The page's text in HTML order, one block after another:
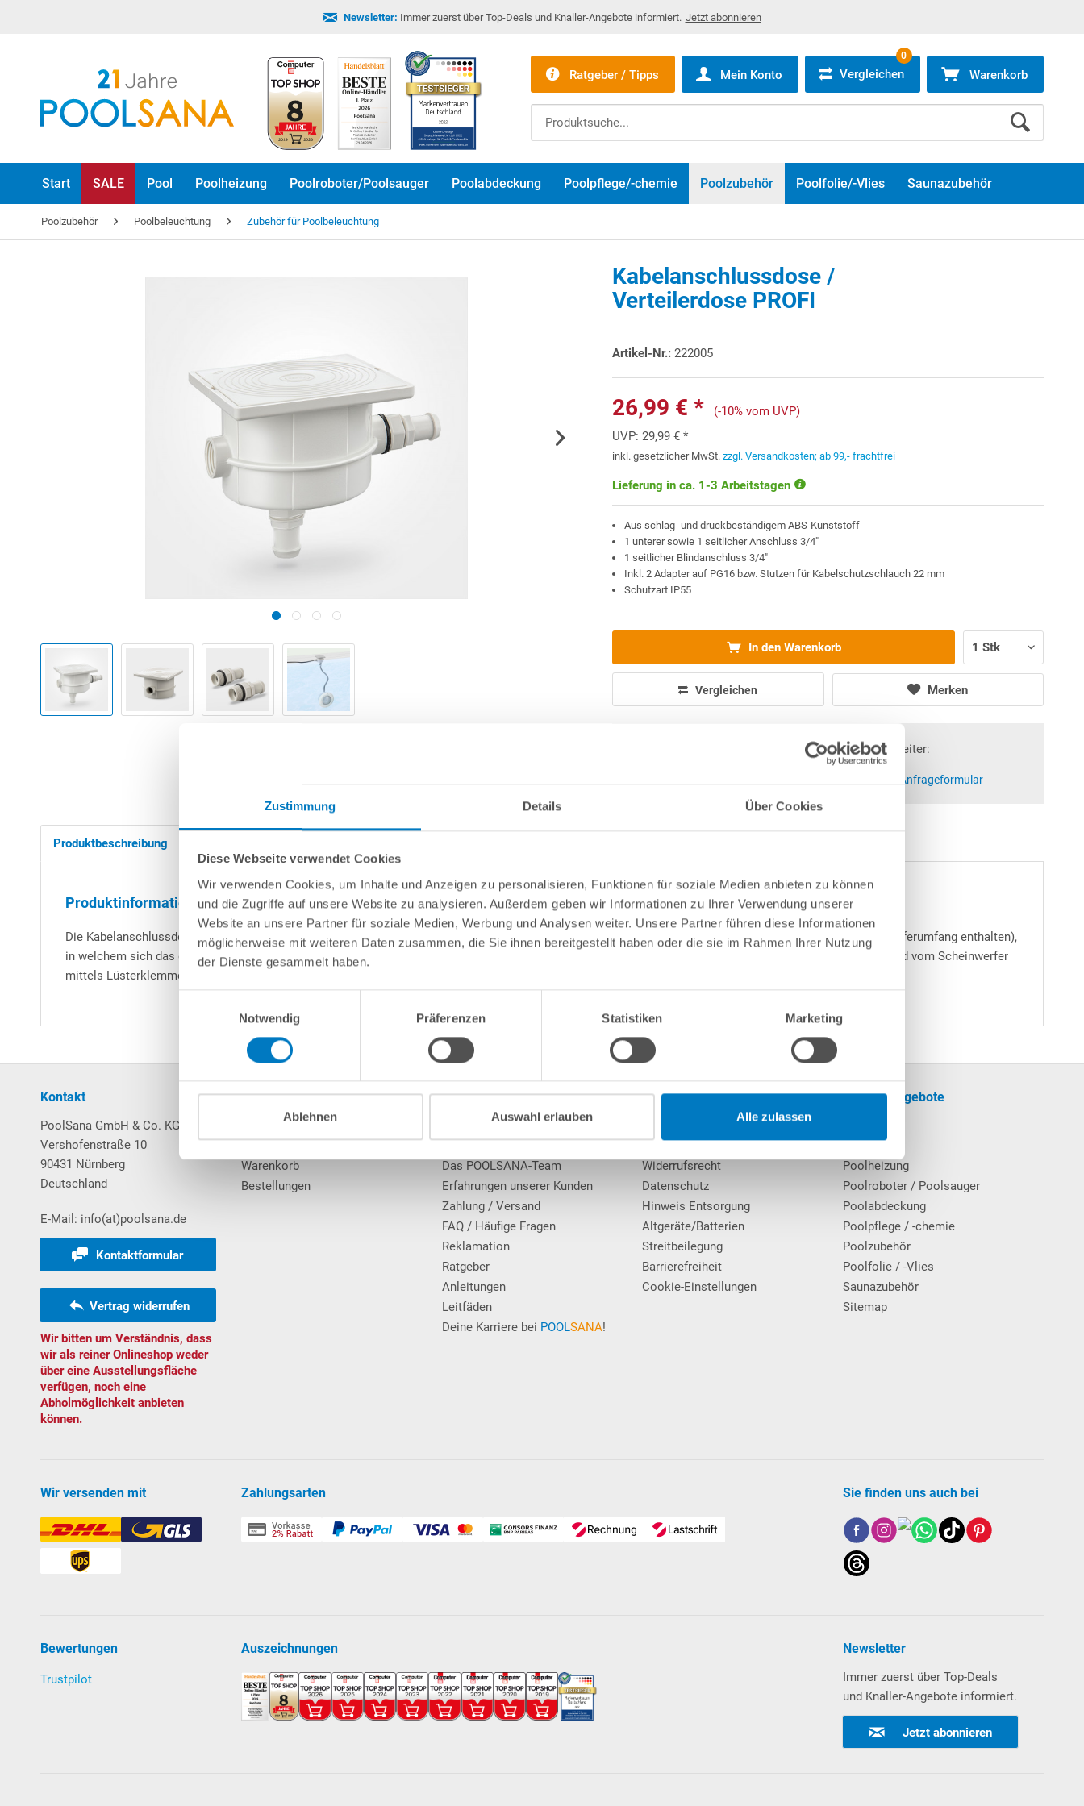
Zustimmung Details Über Cookies
Diese Webseite verwendet Cookies
Wir verwenden Cookies, um Inhalte und Anzeigen zu personalisieren, Funktionen für soziale Medien anbieten zu können
und die Zugriffe auf unsere Website zu analysieren. Außerdem geben wir Informationen zu Ihrer Verwendung unserer
Website an unsere Partner für soziale Medien, Werbung und Analysen weiter. Unsere Partner führen diese Informationen
möglicherweise mit weiteren Daten zusammen, die Sie ihnen bereitgestellt haben oder die sie im Rahmen Ihrer Nutzung
der Dienste gesammelt haben.
Notwendig
Präferenzen Statistiken Marketing
Ablehnen Auswahl erlauben Alle zulassen
Newsletter: Immer zuerst über Top-Deals und Knaller-Angebote informiert. Jetzt abonnieren
Ratgeber / Tipps Mein Konto Vergleichen
0
Warenkorb
Start SALE Pool Poolheizung Poolroboter/Poolsauger Poolabdeckung Poolpflege/-chemie Poolzubehör Poolfolie/-Vlies Saunazubehör
Poolzubehör Poolbeleuchtung Zubehör für Poolbeleuchtung
Kabelanschlussdose /
Verteilerdose PROFI
Artikel-Nr.: 222005
26,99 € *
(-10% vom UVP)
UVP:29,99 € *
inkl. gesetzlicher MwSt.zzgl. Versandkosten; ab 99,- frachtfrei
Lieferung in ca. 1-3 Arbeitstagen
Aus schlag- und druckbeständigem ABS-Kunststoff
1 unterer sowie 1 seitlicher Anschluss 3/4"
1 seitlicher Blindanschluss 3/4"
Inkl. 2 Adapter auf PG16 bzw. Stutzen für Kabelschutzschlauch 22 mm
Schutzart IP55
In den Warenkorb
Vergleichen Merken
Fragen? Wir helfen Ihnen gerne weiter:
Anfrageformular
Produktbeschreibung
Produktinformationen "Kabelanschlussdose / Verteilerdose PROFI"
Die Kabelanschlussdose wird bei komplett eingebauten Schwimmbecken über der Wasserlinie montiert und ist durch den Kabelschutzschlauch (nicht im Lieferumfang enthalten),
in welchem sich das elektrische Kabel befindet, mit dem im Becken verbauten Unterwasserscheinwerfer verbunden. In der Dose kann das Kabel anschließend vom Scheinwerfer
mittels Lüsterklemmen beliebig verlängert werden, um es bis hin zum Niedervolt-Sicherheitstransformator zu führen.
Kontakt
PoolSana GmbH & Co. KG
Vershofenstraße 10
90431 Nürnberg
Deutschland
E-Mail: info(at)poolsana.de
Kontaktformular
Vertrag widerrufen
Wir bitten um Verständnis, dass
wir als reiner Onlineshop weder
über eine Ausstellungsfläche
verfügen, noch eine
Abholmöglichkeit anbieten
können.
Mein Konto
Login / Registrierung
Warenkorb
Bestellungen
Kundeninformationen
Über POOLSANA
Das POOLSANA-Team
Erfahrungen unserer Kunden
Zahlung / Versand
FAQ / Häufige Fragen
Reklamation
Ratgeber
Anleitungen
Leitfäden
Deine Karriere bei POOLSANA!
Rechtliche Informationen
AGB / Verbraucherinformationen
Widerrufsrecht
Datenschutz
Hinweis Entsorgung
Altgeräte/Batterien
Streitbeilegung
Barrierefreiheit
Cookie-Einstellungen
Unsere Angebote
Pool
Poolheizung
Poolroboter / Poolsauger
Poolabdeckung
Poolpflege / -chemie
Poolzubehör
Poolfolie / -Vlies
Saunazubehör
Sitemap
Wir versenden mit Zahlungsarten Sie finden uns auch bei
Bewertungen
Trustpilot
Auszeichnungen Newsletter
Immer zuerst über Top-Deals
und Knaller-Angebote informiert.
Jetzt abonnieren